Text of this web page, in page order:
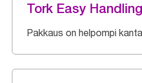
Tork Easy
Pakkaus on helpompi